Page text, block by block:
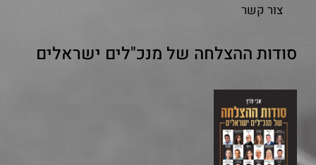
צור קשר
סודות ההצלחה של מנכ"לים ישראלים